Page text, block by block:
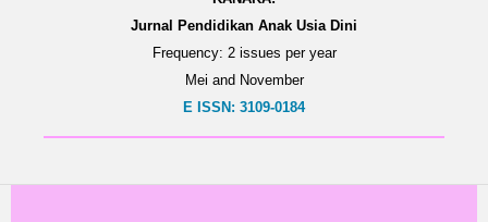
Jurnal Pendidikan Anak Usia Dini
Frequency: 2 issues per year
Mei and November
E ISSN: 3109-0184